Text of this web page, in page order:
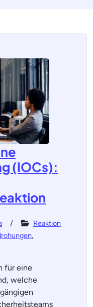
(IOCs):
Reaktion
,
für eine
welche